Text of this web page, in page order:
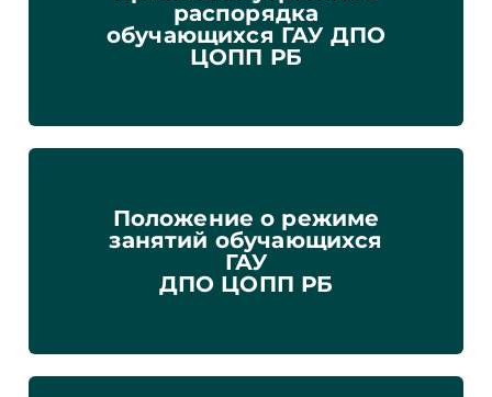
распорядка
обучающихся ГАУ ДПО
ЦОПП РБ
Положение о режиме
занятий обучающихся
ГАУ
ДПО ЦОПП РБ